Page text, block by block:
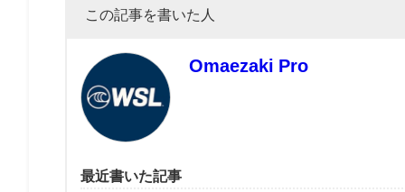
この記事を書いた人
Omaezaki Pro
最近書いた記事